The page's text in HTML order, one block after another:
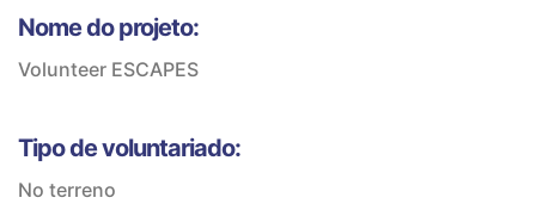
Nome do projeto:
Volunteer ESCAPES
Tipo de voluntariado:
No terreno